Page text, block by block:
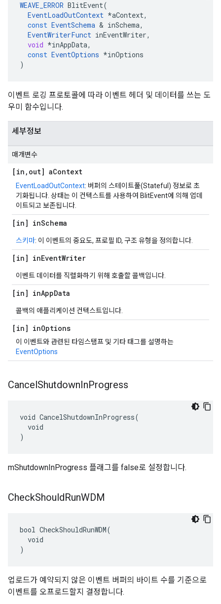
WEAVE_ERROR BlitEvent(
EventLoadOutContext *aContext,
const EventSchema & inSchema,
EventWriterFunct inEventWriter,
void *inAppData,
const EventOptions *inOptions
)
이벤트 로깅 프로토콜에 따라 이벤트 헤더 및 데이터를 쓰는 도
우미 함수입니다.
세부정보
매개변수
[in , out] aContext
EventLoadOutContext: 버퍼의 스테이트풀(Stateful) 정보로 초
기화됩니다. 상태는 이 컨텍스트를 사용하여 BlitEvent에 의해 업데
이트되고 보존됩니다.
[in] inSchema
스키마: 이 이벤트의 중요도, 프로필 ID, 구조 유형을 정의합니다.
[in] inEventWriter
이벤트 데이터를 직렬화하기 위해 호출할 콜백입니다.
[in] inAppData
콜백의 애플리케이션 컨텍스트입니다.
[in] inOptions
이 이벤트와 관련된 타임스탬프 및 기타 태그를 설명하는
EventOptions
CancelShutdownInProgress
void CancelShutdownInProgress(
  void
)
mShutdownInProgress 플래그를 false로 설정합니다.
CheckShouldRunWDM
bool CheckShouldRunWDM(
  void
)
업로드가 예약되지 않은 이벤트 버퍼의 바이트 수를 기준으로
이벤트를 오프로드할지 결정합니다.